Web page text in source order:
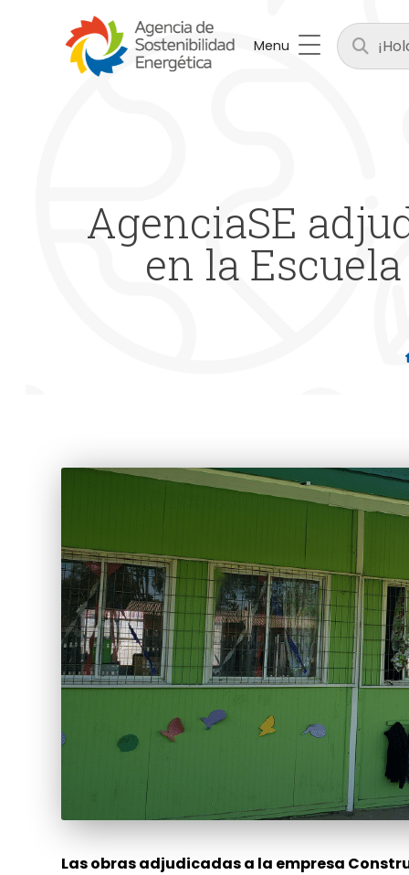
Menu
AgenciaSE
en la
Las obras adjudicadas a la empresa